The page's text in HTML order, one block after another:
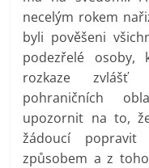
necelým rokem
byli pověšeni
podezřelé
rozkaze zvlášť
pohraničních
upozornit na to,
žádoucí
způsobem a z